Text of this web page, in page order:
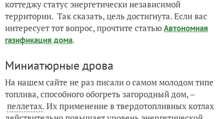
коттеджу статус энергетически независимой
территории. Так сказать, цель достигнута. Если вас
интересует тот вопрос, прочтите статьюАвтономная
газификация дома.
Миниатюрные дрова
На нашем сайте не раз писали о самом молодом типе
топлива, способного обогреть загородный дом, –
пеллетах. Их применение в твердотопливных котлах